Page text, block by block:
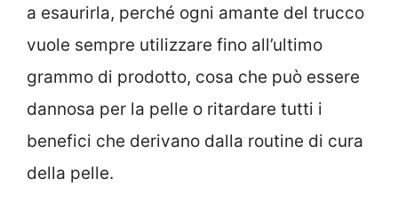
a esaurirla, perché ogni amante del trucco
vuole sempre utilizzare fino all’ultimo
grammo di prodotto, cosa che può essere
dannosa per la pelle o ritardare tutti i
benefici che derivano dalla routine di cura
della pelle.